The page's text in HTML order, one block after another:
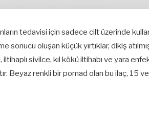
tedavisi için sadece cilt üzerinde
oluşan küçük yırtıklar, dikiş
sivilce, kıl kökü iltihabı ve yara
Beyaz renkli bir pomad olan bu ilaç, 15 ve